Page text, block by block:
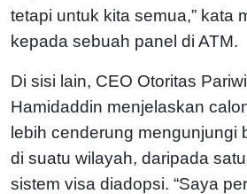
tetapi untuk kita semua,” kata
kepada sebuah panel di ATM.
Di sisi lain, CEO Otoritas
Hamidaddin menjelaskan
lebih cenderung mengunjungi
di suatu wilayah, daripada
sistem visa diadopsi. “Saya